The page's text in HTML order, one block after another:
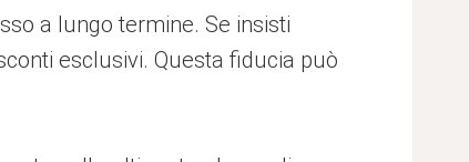
a lungo termine. Se insisti
esclusivi. Questa fiducia può